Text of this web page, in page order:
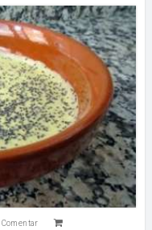
Comentar